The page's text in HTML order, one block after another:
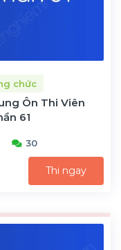
chức
Ôn Thi Viên
61
30
Thi ngay